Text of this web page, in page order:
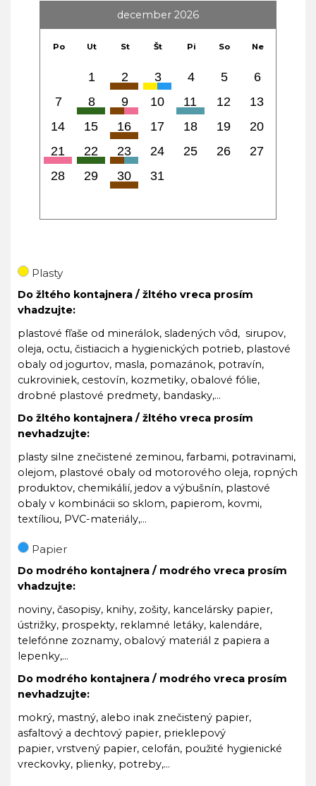
december 2026
Po Ut St Št Pi So Ne
1 2 3 4 5
6
7
8 9 10 11 12
13
14
15 16 17 18 19
20
21
22 23 24 25 26
27
28
29 30 31
Plasty
Do žltého kontajnera / žltého vreca prosím
vhadzujte:
plastové fľaše od minerálok, sladených vôd, sirupov,
oleja, octu, čistiacich a hygienických potrieb, plastové
obaly od jogurtov, masla, pomazánok, potravín,
cukroviniek, cestovín, kozmetiky, obalové fólie,
drobné plastové predmety, bandasky,...
Do žltého kontajnera / žltého vreca prosím
nevhadzujte:
plasty silne znečistené zeminou, farbami, potravinami,
olejom, plastové obaly od motorového oleja, ropných
produktov, chemikálií, jedov a výbušnín, plastové
obaly v kombinácii so sklom, papierom, kovmi,
textíliou, PVC-materiály,...
Papier
Do modrého kontajnera / modrého vreca prosím
vhadzujte:
noviny, časopisy, knihy, zošity, kancelársky papier,
ústrižky, prospekty, reklamné letáky, kalendáre,
telefónne zoznamy, obalový materiál z papiera a
lepenky,...
Do modrého kontajnera / modrého vreca prosím
nevhadzujte:
mokrý, mastný, alebo inak znečistený papier,
asfaltový a dechtový papier, prieklepový
papier, vrstvený papier, celofán, použité hygienické
vreckovky, plienky, potreby,...